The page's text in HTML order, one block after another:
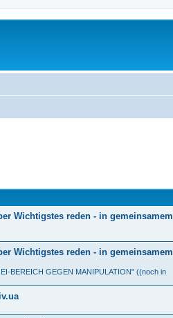
Wichtigstes reden - in gemeinsamem
Wichtigstes reden - in gemeinsamem
BEREICH GEGEN MANIPULATION" ((noch in